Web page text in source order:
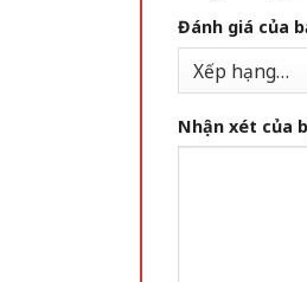
Đánh giá của
Nhận xét của